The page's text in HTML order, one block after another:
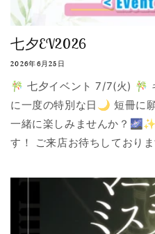
七夕EV2026
2026年6月25日
🎋 七夕イベント 7/7(火) 🎋
に一度の特別な日🌙 短冊に
一緒に楽しみませんか？
す！ ご来店お待ちしており